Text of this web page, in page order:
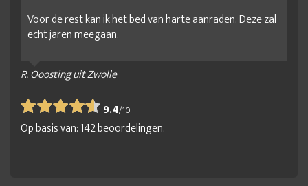
Voor de rest kan ik het bed van harte aanraden. Deze zal
echt jaren meegaan.
R. Ooosting uit Zwolle
9.4/10
Op basis van:142beoordelingen.